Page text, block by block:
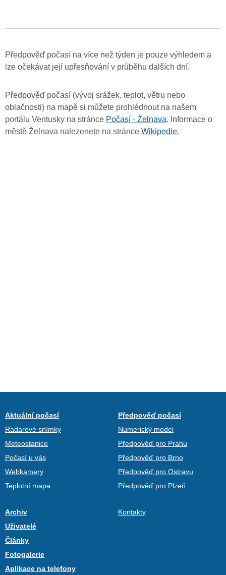
Předpověď počasí na více než týden je pouze výhledem a
lze očekávat její upřesňování v průběhu dalších dní.
Předpověď počasí (vývoj srážek, teplot, větru nebo
oblačnosti) na mapě si můžete prohlédnout na našem
portálu Ventusky na stránce Počasí - Želnava. Informace o
městě Želnava nalezenete na stránce Wikipedie.
Aktuální počasí
Radarové snímky
Meteostanice
Počasí u vás
Webkamery
Teplotní mapa
Předpověď počasí
Numerický model
Předpověď pro Prahu
Předpověď pro Brno
Předpověď pro Ostravu
Předpověď pro Plzeň
Archiv
Uživatelé
Články
Fotogalerie
Aplikace na telefony
Kontakty